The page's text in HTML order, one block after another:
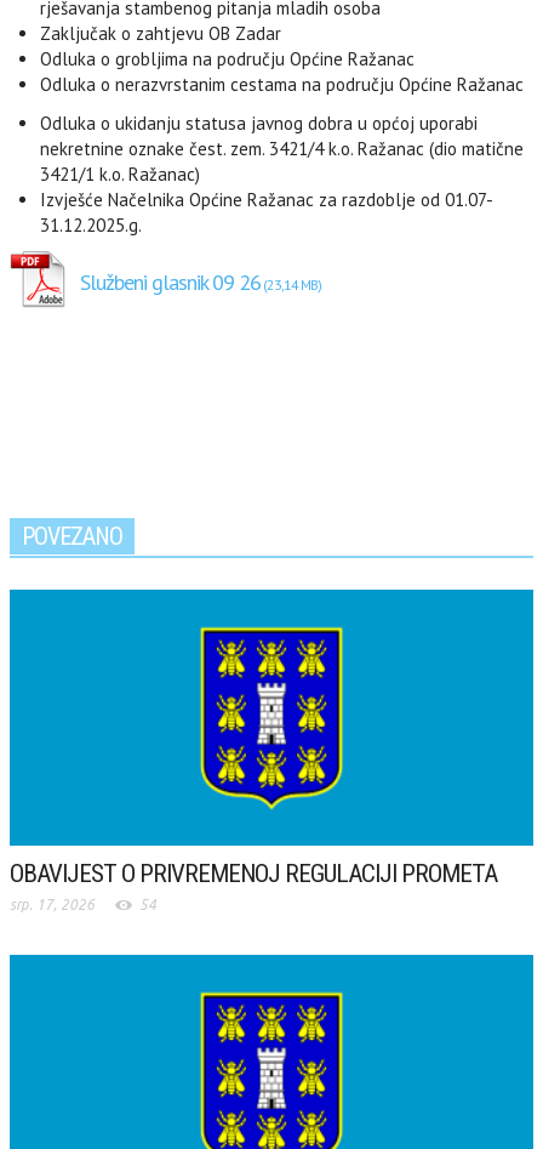
rješavanja stambenog pitanja mladih osoba
Zaključak o zahtjevu OB Zadar
Odluka o grobljima na području Općine Ražanac
Odluka o nerazvrstanim cestama na području Općine Ražanac
Odluka o ukidanju statusa javnog dobra u općoj uporabi
nekretnine oznake čest. zem. 3421/4 k.o. Ražanac (dio matične
3421/1 k.o. Ražanac)
Izvješće Načelnika Općine Ražanac za razdoblje od 01.07-
31.12.2025.g.
Službeni glasnik 09 26
POVEZANO
OBAVIJEST O PRIVREMENOJ REGULACIJI PROMETA
srp. 17, 2026 54